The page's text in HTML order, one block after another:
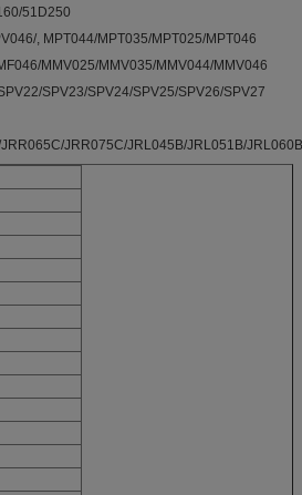
51D250
, MPT044/MPT035/MPT025/MPT046
MMV025/MMV035/MMV044/MMV046
SPV23/SPV24/SPV25/SPV26/SPV27
JRR075C/JRL045B/JRL051B/